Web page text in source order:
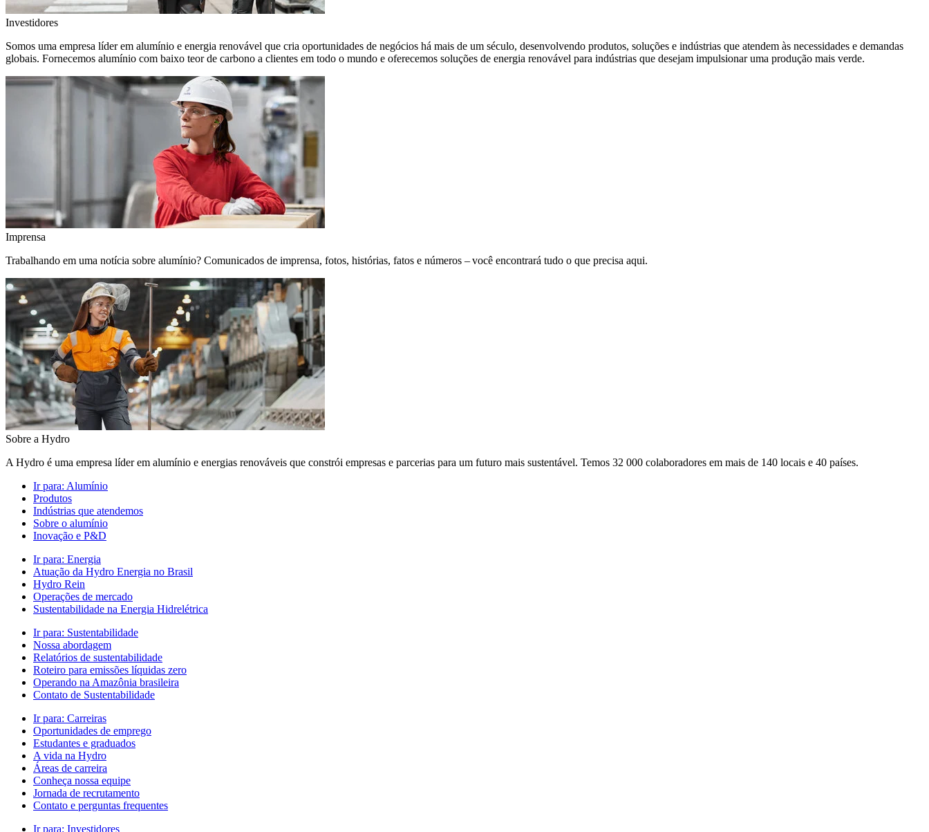
Investidores
Somos uma empresa líder em alumínio e energia renovável que cria oportunidades de negócios há mais de um século, desenvolvendo produtos, soluções e indústrias que atendem às necessidades e demandas
globais. Fornecemos alumínio com baixo teor de carbono a clientes em todo o mundo e oferecemos soluções de energia renovável para indústrias que desejam impulsionar uma produção mais verde.
Imprensa
Trabalhando em uma notícia sobre alumínio? Comunicados de imprensa, fotos, histórias, fatos e números – você encontrará tudo o que precisa aqui.
Sobre a Hydro
A Hydro é uma empresa líder em alumínio e energias renováveis que constrói empresas e parcerias para um futuro mais sustentável. Temos 32 000 colaboradores em mais de 140 locais e 40 países.
Ir para: Alumínio
Produtos
Indústrias que atendemos
Sobre o alumínio
Inovação e P&D
Ir para: Energia
Atuação da Hydro Energia no Brasil
Hydro Rein
Operações de mercado
Sustentabilidade na Energia Hidrelétrica
Ir para: Sustentabilidade
Nossa abordagem
Relatórios de sustentabilidade
Roteiro para emissões líquidas zero
Operando na Amazônia brasileira
Contato de Sustentabilidade
Ir para: Carreiras
Oportunidades de emprego
Estudantes e graduados
A vida na Hydro
Áreas de carreira
Conheça nossa equipe
Jornada de recrutamento
Contato e perguntas frequentes
Ir para: Investidores